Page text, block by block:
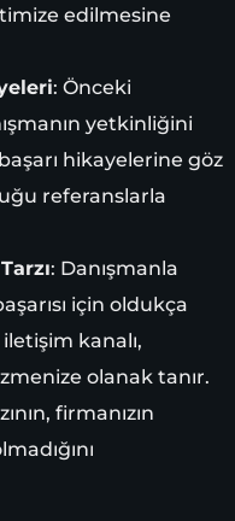
edilmesine
: Önceki
yetkinliğini
hikayelerine göz
referanslarla
: Danışmanla
için oldukça
kanalı,
olanak tanır.
firmanızın